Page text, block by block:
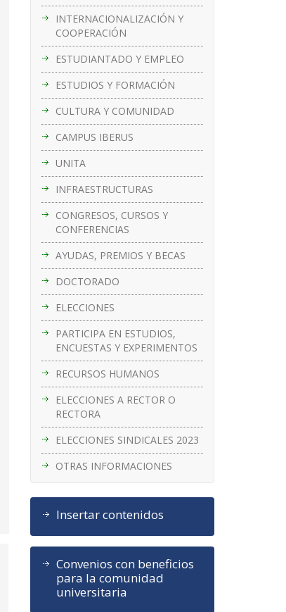
INTERNACIONALIZACIÓN Y
COOPERACIÓN
ESTUDIANTADO Y EMPLEO
ESTUDIOS Y FORMACIÓN
CULTURA Y COMUNIDAD
CAMPUS IBERUS
UNITA
INFRAESTRUCTURAS
CONGRESOS, CURSOS Y
CONFERENCIAS
AYUDAS, PREMIOS Y BECAS
DOCTORADO
ELECCIONES
PARTICIPA EN ESTUDIOS,
ENCUESTAS Y EXPERIMENTOS
RECURSOS HUMANOS
ELECCIONES A RECTOR O
RECTORA
ELECCIONES SINDICALES 2023
OTRAS INFORMACIONES
Insertar contenidos
Convenios con beneficios
para la comunidad
universitaria